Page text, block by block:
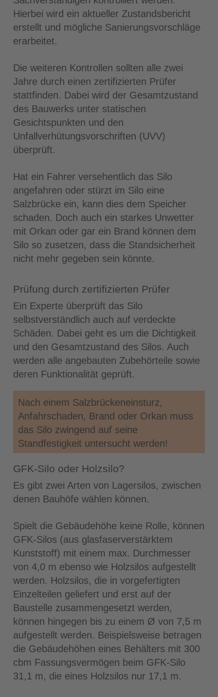
Hierbei wird ein aktueller Zustandsbericht
erstellt und mögliche Sanierungsvorschläge
erarbeitet.
Die weiteren Kontrollen sollten alle zwei
Jahre durch einen zertifizierten Prüfer
stattfinden. Dabei wird der Gesamtzustand
des Bauwerks unter statischen
Gesichtspunkten und den
Unfallverhütungsvorschriften (UVV)
überprüft.
Hat ein Fahrer versehentlich das Silo
angefahren oder stürzt im Silo eine
Salzbrücke ein, kann dies dem Speicher
schaden. Doch auch ein starkes Unwetter
mit Orkan oder gar ein Brand können dem
Silo so zusetzen, dass die Standsicherheit
nicht mehr gegeben sein könnte.
Prüfung durch zertifizierten Prüfer
Ein Experte überprüft das Silo
selbstverständlich auch auf verdeckte
Schäden. Dabei geht es um die Dichtigkeit
und den Gesamtzustand des Silos. Auch
werden alle angebauten Zubehörteile sowie
deren Funktionalität geprüft.
Nach einem Salzbrückeneinsturz,
Anfahrschaden, Brand oder Orkan muss
das Silo zwingend auf seine
Standfestigkeit untersucht werden!
GFK-Silo oder Holzsilo?
Es gibt zwei Arten von Lagersilos, zwischen
denen Bauhöfe wählen können.
Spielt die Gebäudehöhe keine Rolle, können
GFK-Silos (aus glasfaserverstärktem
Kunststoff) mit einem max. Durchmesser
von 4,0 m ebenso wie Holzsilos aufgestellt
werden. Holzsilos, die in vorgefertigten
Einzelteilen geliefert und erst auf der
Baustelle zusammengesetzt werden,
können hingegen bis zu einem Ø von 7,5 m
aufgestellt werden. Beispielsweise betragen
die Gebäudehöhen eines Behälters mit 300
cbm Fassungsvermögen beim GFK-Silo
31,1 m, die eines Holzsilos nur 17,1 m.